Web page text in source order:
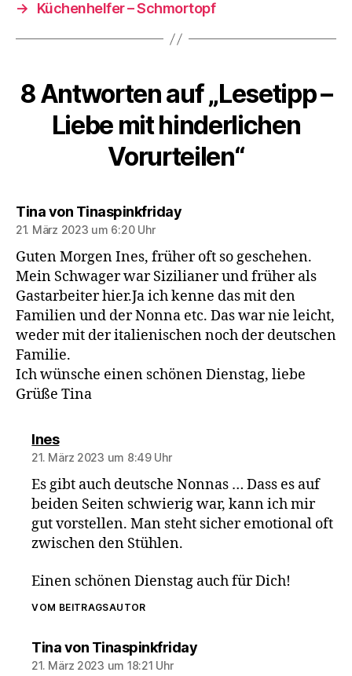
→
Küchenhelfer – Schmortopf
8 Antworten auf „Lesetipp –
Liebe mit hinderlichen
Vorurteilen“
Tina von Tinaspinkfridaysagt:
21. März 2023 um 6:20 Uhr
Guten Morgen Ines, früher oft so geschehen.
Mein Schwager war Sizilianer und früher als
Gastarbeiter hier.Ja ich kenne das mit den
Familien und der Nonna etc. Das war nie leicht,
weder mit der italienischen noch der deutschen
Familie.
Ich wünsche einen schönen Dienstag, liebe
Grüße Tina
Inessagt:
21. März 2023 um 8:49 Uhr
Es gibt auch deutsche Nonnas … Dass es auf
beiden Seiten schwierig war, kann ich mir
gut vorstellen. Man steht sicher emotional oft
zwischen den Stühlen.
Einen schönen Dienstag auch für Dich!
VOM BEITRAGSAUTOR
Tina von Tinaspinkfridaysagt:
21. März 2023 um 18:21 Uhr